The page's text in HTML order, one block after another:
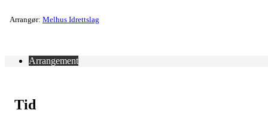
Arrangør: Melhus Idrettslag
Arrangement
Tid